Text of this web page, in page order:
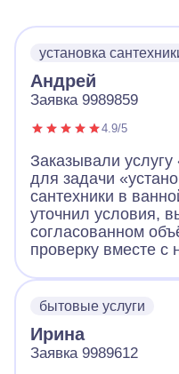
установка
Андрей
Заявка 9989859
4.9/5
Заказывали услугу
для задачи
сантехники в
уточнил условия,
согласованном
проверку вместе с
бытовые услуги
Ирина
Заявка 9989612